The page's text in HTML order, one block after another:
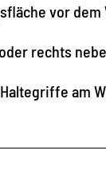
vor dem
rechts
am